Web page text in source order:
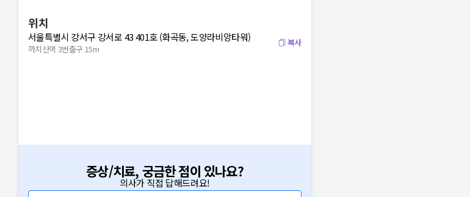
위치
서울특별시 강서구 강서로 43 401호 (화곡동, 도양라비앙타워)
까치산역 3번출구 15m
복사
증상/치료, 궁금한 점이 있나요?
의사가 직접 답해드려요!